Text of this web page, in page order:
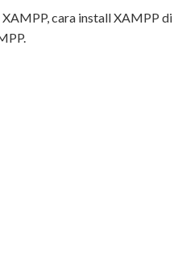
cara install XAMPP di